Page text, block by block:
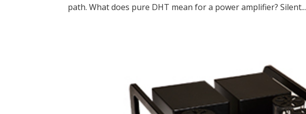
path. What does pure DHT mean for a power amplifier? Silent...